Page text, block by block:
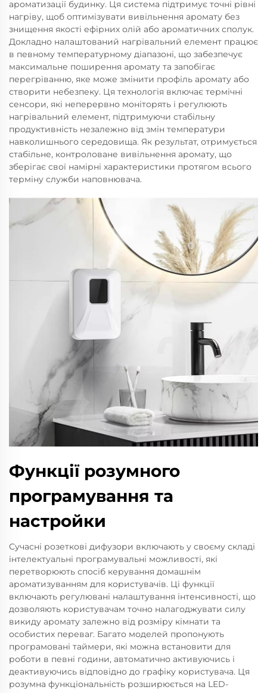
ароматизації будинку. Ця система підтримує точні рівні
нагріву, щоб оптимізувати вивільнення аромату без
знищення якості ефірних олій або ароматичних сполук.
Докладно налаштований нагрівальний елемент працює
в певному температурному діапазоні, що забезпечує
максимальне поширення аромату та запобігає
перегріванню, яке може змінити профіль аромату або
створити небезпеку. Ця технологія включає термічні
сенсори, які неперервно моніторять і регулюють
нагрівальний елемент, підтримуючи стабільну
продуктивність незалежно від змін температури
навколишнього середовища. Як результат, отримується
стабільне, контроловане вивільнення аромату, що
зберігає свої намірні характеристики протягом всього
терміну служби наповнювача.
Функції розумного
програмування та
настройки
Сучасні розеткові дифузори включають у своєму складі
інтелектуальні програмувальні можливості, які
перетворюють спосіб керування домашнім
ароматизуванням для користувачів. Ці функції
включають регулювані налаштування інтенсивності, що
дозволяють користувачам точно налагоджувати силу
викиду аромату залежно від розміру кімнати та
особистих переваг. Багато моделей пропонують
програмовані таймери, які можна встановити для
роботи в певні години, автоматично активуючись і
деактивуючись відповідно до графіку користувача. Ця
розумна функціональність розширюється на LED-